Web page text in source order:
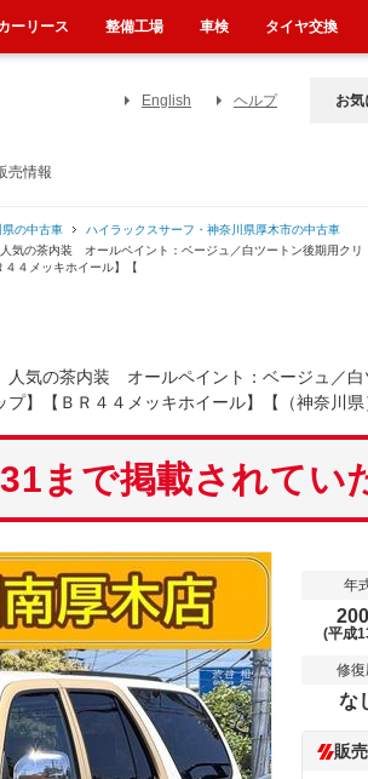
売情報
English ヘルプ お気
の中古車
ハイラックスサーフ・神奈川県厚木市の中古車
の茶内装 オールペイント：ベージュ／白ツートン後期用クリ
４メッキホイール】【
の茶内装 オールペイント：ベージュ／白
】【ＢＲ４４メッキホイール】【（神奈川県
まで掲載されてい
年
(平成
修復
な
販
ーリース 整備工場 車検 タイヤ交換